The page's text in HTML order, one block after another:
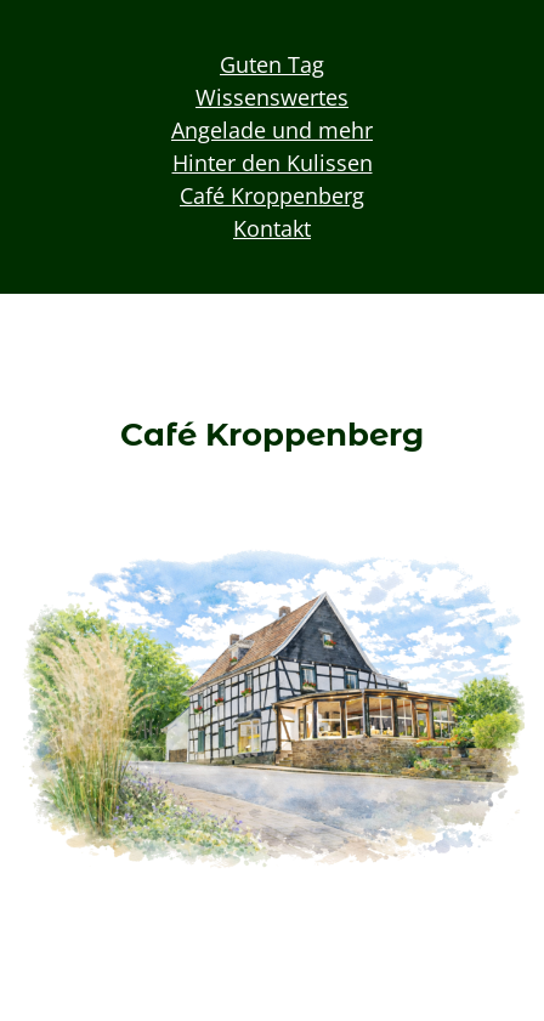
Guten Tag
Wissenswertes
Angelade und mehr
Hinter den Kulissen
Café Kroppenberg
Kontakt
Café Kroppenberg